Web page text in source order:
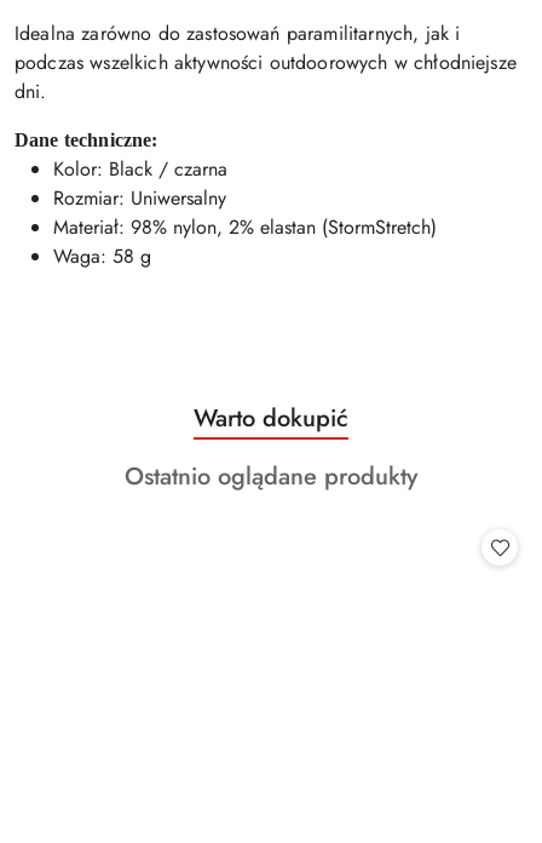
Idealna zarówno do zastosowań paramilitarnych, jak i
podczas wszelkich aktywności outdoorowych w chłodniejsze
dni.
Dane techniczne:
Kolor: Black / czarna
Rozmiar: Uniwersalny
Materiał: 98% nylon, 2% elastan (StormStretch)
Waga: 58 g
Pomiń karuzelę produktów
Produkty
o
statusie:
Warto dokupić
Produkty
Ostatnio oglądane produkty